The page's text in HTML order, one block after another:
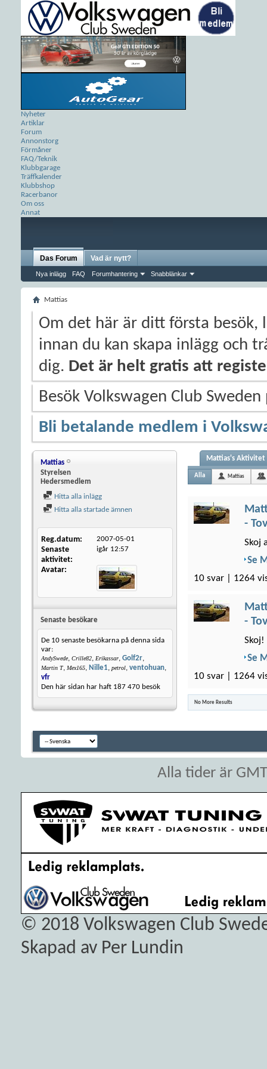
Nyheter
Artiklar
Forum
Annonstorg
Förmåner
FAQ/Teknik
Klubbgarage
Träffkalender
Klubbshop
Racerbanor
Om oss
Annat
Das Forum
Nya inlägg FAQ Forumhantering Snabblänkar
Vad är nytt?
Mattias
Om det här är ditt första besök,
innan du kan skapa inlägg och
dig. Det är helt gratis att
Besök Volkswagen Club
Bli betalande medlem i
Mattias
Styrelsen
Hedersmedlem
Hitta alla inlägg
Hitta alla startade ämnen
Reg.datum 2007-05-01
Senaste
aktivitet
igår 12:57
Avatar
Senaste besökare
De 10 senaste besökarna på denna sida
var:
AndySwede, Crille82, Erikassar, Golf2r,
Martin T, Mex165, Nille1, petrol, ventohuan,
vfr
Den här sidan har haft 187 470 besök
Mattias's Aktivitet
Alla Mattias
-
Skoj
Se
10 svar | 1264
-
Se
10 svar | 1264
No More Results
Alla tider är
© 2018 Volkswagen Club
Skapad av Per Lundin